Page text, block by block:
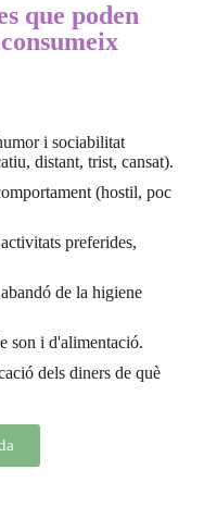
que poden
i sociabilitat
distant, trist, cansat).
(hostil, poc
preferides,
de la higiene
son i d'alimentació.
dels diners de què